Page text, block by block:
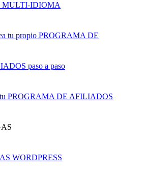
MULTI-IDIOMA
PROGRAMA DE AFILIADOS
WORDPRESS